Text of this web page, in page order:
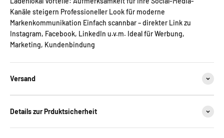
Kanäle steigern Professioneller Look für moderne
Markenkommunikation Einfach scannbar – direkter Link zu
Instagram, Facebook, LinkedIn u.v.m. Ideal für Werbung,
Marketing, Kundenbindung
Versand
Details zur Prduktsicherheit